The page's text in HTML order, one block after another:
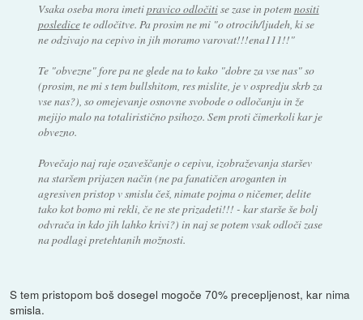
Vsaka oseba mora imetipravico odločitise zase in potemnositi
posledicete odločitve. Pa prosim ne mi "o otrocih/ljudeh, ki se
ne odzivajo na cepivo in jih moramo varovat!!!ena111!!"
Te "obvezne" fore pa ne glede na to kako "dobre za vse nas" so
(prosim, ne mi s tem bullshitom, res mislite, je v ospredju skrb za
vse nas?), so omejevanje osnovne svobode o odločanju in že
mejijo malo na totaliristično psihozo. Sem proti čimerkoli kar je
obvezno.
Povečajo naj raje ozaveščanje o cepivu, izobraževanja staršev
na staršem prijazen način (ne pa fanatičen aroganten in
agresiven pristop v smislu češ, nimate pojma o ničemer, delite
tako kot bomo mi rekli, če ne ste prizadeti!!! - kar starše še bolj
odvrača in kdo jih lahko krivi?) in naj se potem vsak odloči zase
na podlagi pretehtanih možnosti.
S tem pristopom boš dosegel mogoče 70% precepljenost, kar nima
smisla.